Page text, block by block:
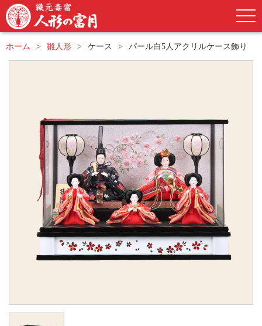
ホーム 雛人形 ケース パール白5人アクリルケース飾り